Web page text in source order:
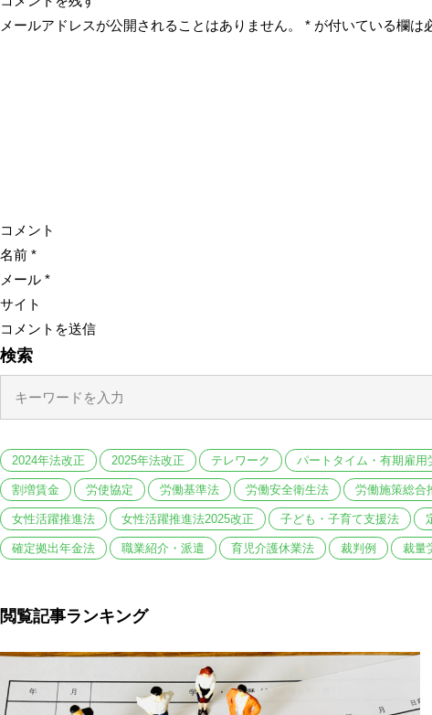
トータルサービス
メールアドレスが公開されることはありません。
* が付いている欄は
コメント
名前 *
メール *
サイト
検索
2024年法改正 2025年法改正 テレワーク パートタイム・有期雇用
割増賃金 労使協定 労働基準法 労働安全衛生法 労働施策総合
女性活躍推進法 女性活躍推進法2025改正 子ども・子育て支援法
確定拠出年金法 職業紹介・派遣 育児介護休業法 裁判例 裁量
閲覧記事ランキング